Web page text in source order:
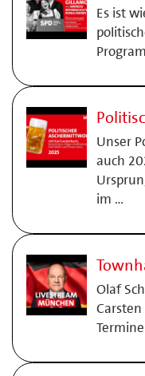
Es ist
Unser
auch
im …
Olaf
Carsten